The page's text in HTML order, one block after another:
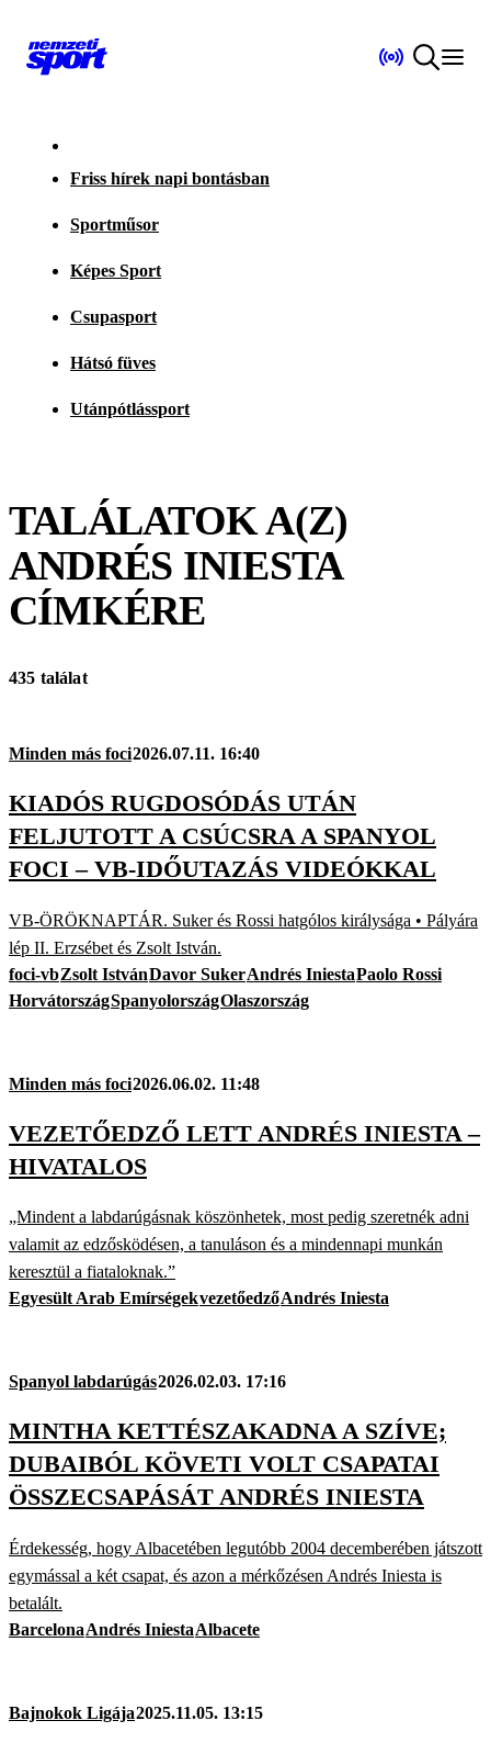
Friss hírek napi bontásban
Sportműsor
Képes Sport
Csupasport
Hátsó füves
Utánpótlássport
TALÁLATOK A(Z)
ANDRÉS INIESTA
CÍMKÉRE
435 találat
Minden más foci2026.07.11. 16:40
KIADÓS RUGDOSÓDÁS UTÁN
FELJUTOTT A CSÚCSRA A SPANYOL
FOCI – VB-IDŐUTAZÁS VIDEÓKKAL
VB-ÖRÖKNAPTÁR. Suker és Rossi hatgólos királysága • Pályára
lép II. Erzsébet és Zsolt István.
foci-vbZsolt IstvánDavor SukerAndrés IniestaPaolo Rossi
HorvátországSpanyolországOlaszország
Minden más foci2026.06.02. 11:48
VEZETŐEDZŐ LETT ANDRÉS INIESTA –
HIVATALOS
„Mindent a labdarúgásnak köszönhetek, most pedig szeretnék adni
valamit az edzősködésen, a tanuláson és a mindennapi munkán
keresztül a fiataloknak.”
Egyesült Arab EmírségekvezetőedzőAndrés Iniesta
Spanyol labdarúgás2026.02.03. 17:16
MINTHA KETTÉSZAKADNA A SZÍVE;
DUBAIBÓL KÖVETI VOLT CSAPATAI
ÖSSZECSAPÁSÁT ANDRÉS INIESTA
Érdekesség, hogy Albacetében legutóbb 2004 decemberében játszott
egymással a két csapat, és azon a mérkőzésen Andrés Iniesta is
betalált.
BarcelonaAndrés IniestaAlbacete
Bajnokok Ligája2025.11.05. 13:15